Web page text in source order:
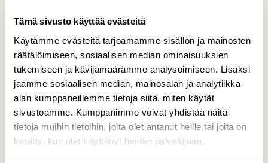
Tämä sivusto käyttää evästeitä
Käytämme evästeitä tarjoamamme sisällön ja mainosten
räätälöimiseen, sosiaalisen median ominaisuuksien
tukemiseen ja kävijämäärämme analysoimiseen. Lisäksi
jaamme sosiaalisen median, mainosalan ja analytiikka-
alan kumppaneillemme tietoja siitä, miten käytät
sivustoamme. Kumppanimme voivat yhdistää näitä
tietoja muihin tietoihin, joita olet antanut heille tai joita on
kerätty, kun olet käyttänyt heidän palvelujaan.
Höyhenlumi